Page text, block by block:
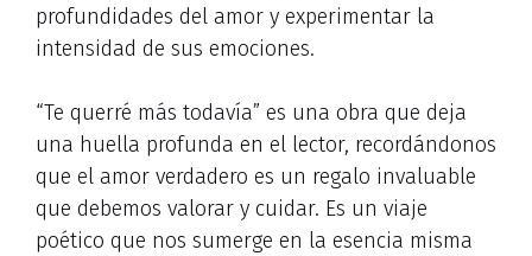
profundidades del amor y experimentar la
intensidad de sus emociones.
“Te querré más todavía” es una obra que deja
una huella profunda en el lector, recordándonos
que el amor verdadero es un regalo invaluable
que debemos valorar y cuidar. Es un viaje
poético que nos sumerge en la esencia misma